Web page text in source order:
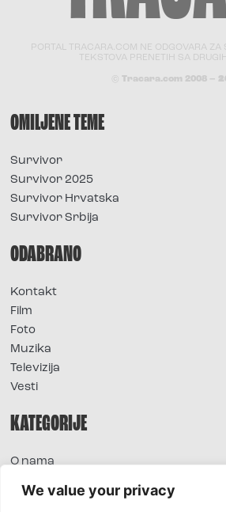
We value your privacy
PORTAL TRACARA.COM NE ODGOVARA ZA
TEKSTOVA PRENETIH SA
© Tracara.com 2008 –
OMILJENE TEME
Survivor
Survivor 2025
Survivor Hrvatska
Survivor Srbija
ODABRANO
Kontakt
Film
Foto
Muzika
Televizija
Vesti
KATEGORIJE
O nama
Extra